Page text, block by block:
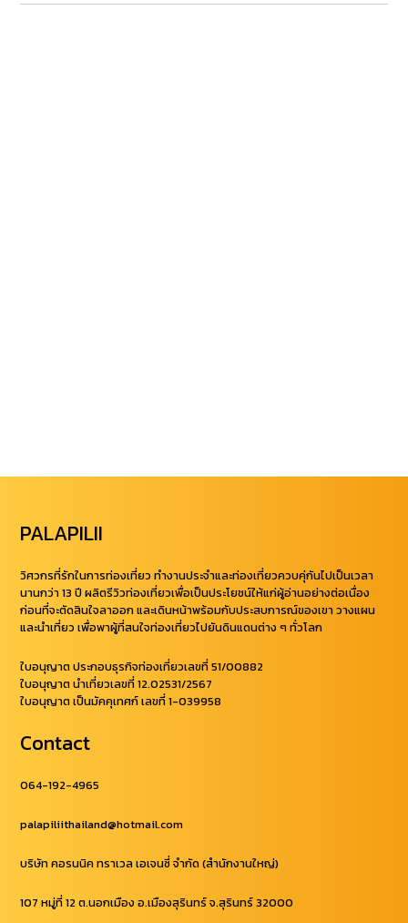
PALAPILII
วิศวกรที่รักในการท่องเที่ยว ทำงานประจำและท่องเที่ยวควบคุ่กันไปเป็นเวลา
นานกว่า 13 ปี ผลิตรีวิวท่องเที่ยวเพื่อเป็นประโยชน์ให้แก่ผู้อ่านอย่างต่อเนื่อง
ก่อนที่จะตัดสินใจลาออก และเดินหน้าพร้อมกับประสบการณ์ของเขา วางแผน
และนำเที่ยว เพื่อพาผู้ที่สนใจท่องเที่ยวไปยันดินแดนต่าง ๆ ทั่วโลก
ใบอนุญาต ประกอบธุรกิจท่องเที่ยวเลขที่ 51/00882
ใบอนุญาต นำเที่ยวเลขที่ 12.02531/2567
ใบอนุญาต เป็นมัคคุเทศก์ เลขที่ 1-039958
Contact
064-192-4965
palapiliithailand@hotmail.com
บริษัท คอรนนิค ทราเวล เอเจนซี่ จำกัด (สำนักงานใหญ่)
107 หมู่ที่ 12 ต.นอกเมือง อ.เมืองสุรินทร์ จ.สุรินทร์ 32000